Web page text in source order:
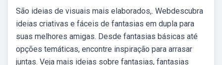
São ideias de visuais mais elaborados,. Webdescubra
ideias criativas e fáceis de fantasias em dupla para
suas melhores amigas. Desde fantasias básicas até
opções temáticas, encontre inspiração para arrasar
juntas. Veja mais ideias sobre fantasias, fantasias